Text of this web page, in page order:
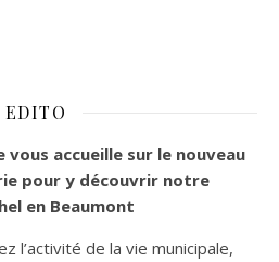
EDITO
vous accueille sur le nouveau
pour y découvrir notre
en Beaumont
l’activité de la vie municipale,